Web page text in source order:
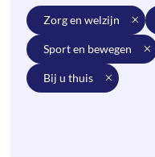
zorg en welzijn
sport en bewegen
bij u thuis